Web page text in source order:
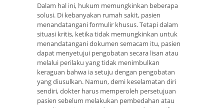
Dalam hal ini, hukum memungkinkan beberapa
solusi. Di kebanyakan rumah sakit, pasien
menandatangani formulir khusus. Tetapi dalam
situasi kritis, ketika tidak memungkinkan untuk
menandatangani dokumen semacam itu, pasien
dapat menyetujui pengobatan secara lisan atau
melalui perilaku yang tidak menimbulkan
keraguan bahwa ia setuju dengan pengobatan
yang diusulkan. Namun, demi keselamatan diri
sendiri, dokter harus memperoleh persetujuan
pasien sebelum melakukan pembedahan atau